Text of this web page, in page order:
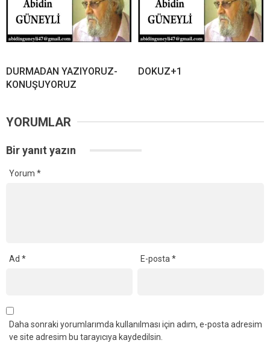
DURMADAN YAZIYORUZ-
KONUŞUYORUZ
DOKUZ+1
YORUMLAR
Bir yanıt yazın
Yorum *
Ad * E-posta*
Daha sonraki yorumlarımda kullanılması için adım, e-posta adresim
ve site adresim bu tarayıcıya kaydedilsin.